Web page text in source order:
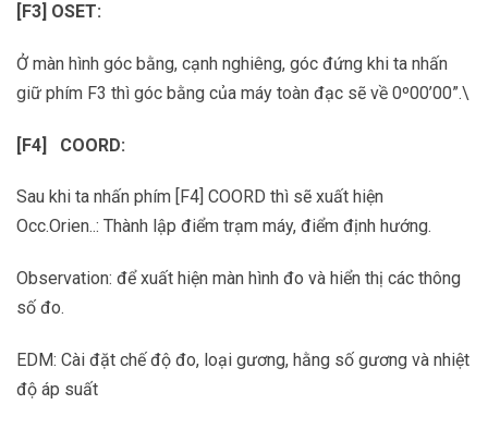
[F3] OSET:
Ở màn hình góc bằng, cạnh nghiêng, góc đứng khi ta nhấn
giữ phím F3 thì góc bằng của máy toàn đạc sẽ về 0º00’00”.\
[F4] COORD:
Sau khi ta nhấn phím [F4] COORD thì sẽ xuất hiện
Occ.Orien..: Thành lập điểm trạm máy, điểm định hướng.
Observation: để xuất hiện màn hình đo và hiển thị các thông
số đo.
EDM: Cài đặt chế độ đo, loại gương, hằng số gương và nhiệt
độ áp suất